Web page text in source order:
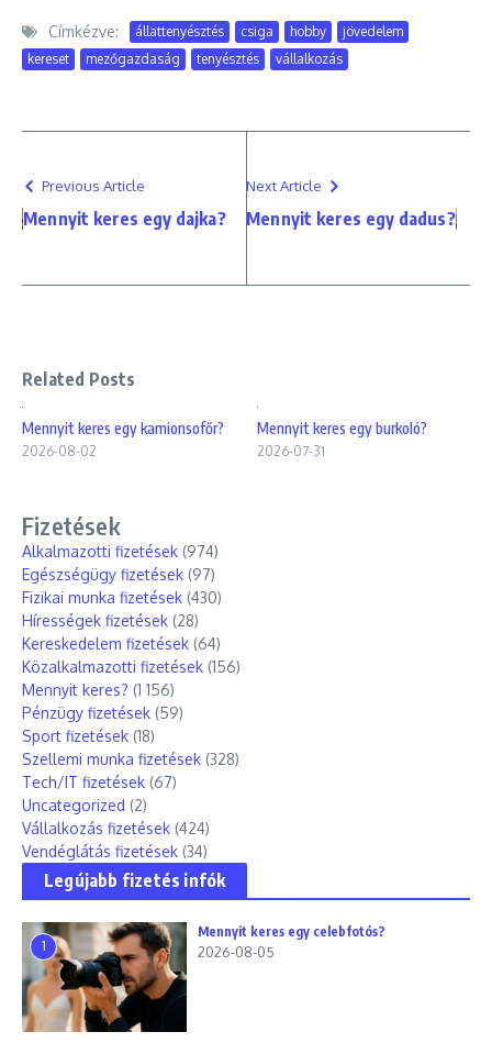
Címkézve: állattenyésztés csiga hobby
jövedelem
kereset
mezőgazdaság tenyésztés vállalkozás
Previous Article
Mennyit keres egy dajka?
Next Article
Mennyit keres egy dadus?
Related Posts
Mennyit keres egy kamionsofőr?
2026-08-02
Mennyit keres egy burkoló?
2026-07-31
Fizetések
Alkalmazotti fizetések (974)
Egészségügy fizetések (97)
Fizikai munka fizetések (430)
Hírességek fizetések (28)
Kereskedelem fizetések (64)
Közalkalmazotti fizetések (156)
Mennyit keres? (1 156)
Pénzügy fizetések (59)
Sport fizetések (18)
Szellemi munka fizetések (328)
Tech/IT fizetések (67)
Uncategorized (2)
Vállalkozás fizetések (424)
Vendéglátás fizetések (34)
Legújabb fizetés infók
1
Mennyit keres egy celebfotós?
2026-08-05